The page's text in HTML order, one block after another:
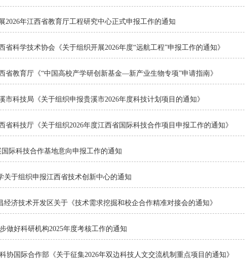
2026年江西省教育厅工程研究中心正式申报工作的通知
省科学技术协会《关于组织开展2026年度“远航工程”申报工作的通知》
省教育厅《“中国高校产学研创新基金—新产业生物专项”申请指南》
市科技局《关于组织申报贵溪市2026年度科技计划项目的通知》
省科技厅《关于组织2026年度江西省国际科技合作项目申报工作的通知》
际科技合作基地意向申报工作的通知
关于组织申报江西省技术创新中心的通知
经济技术开发区关于《技术需求挖掘和校企合作精准对接会的通知》
做好科研机构2025年度考核工作的通知
协国际合作部《关于征集2026年双边科技人文交流机制重点项目的通知》